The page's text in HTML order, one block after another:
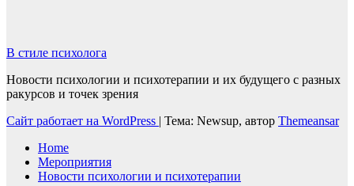
В стиле психолога
Новости психологии и психотерапии и их будущего с разных
ракурсов и точек зрения
Сайт работает на WordPress | Тема: Newsup, автор Themeansar
Home
Мероприятия
Новости психологии и психотерапии